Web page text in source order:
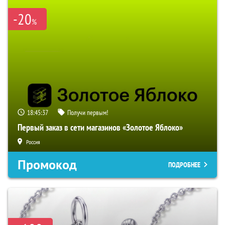
-20%
18:45:36 Получи первым!
Первый заказ в сети магазинов «Золотое Яблоко»
Россия
Промокод ПОДРОБНЕЕ